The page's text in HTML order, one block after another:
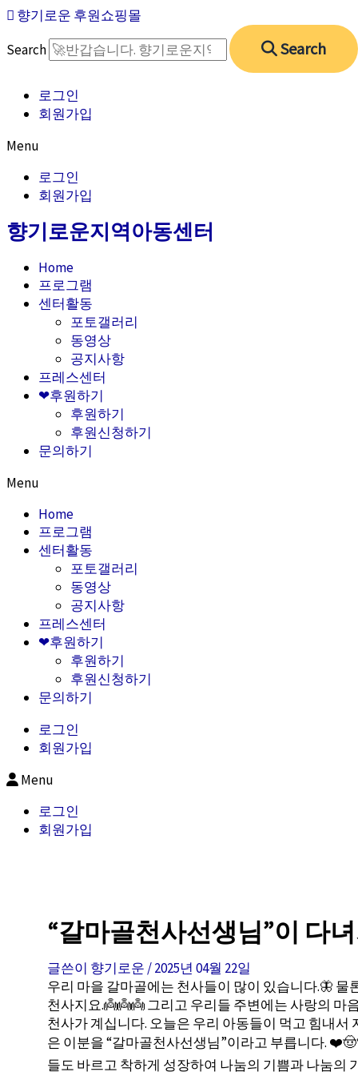
콘
츠
기
향기로운 후원쇼핑몰
Search
Search
로그인
회원가입
Menu
로그인
회원가입
향기로운지역아동센터
Home
프로그램
센터활동
포토갤러리
동영상
공지사항
프레스센터
❤후원하기
후원하기
후원신청하기
문의하기
Menu
Home
프로그램
센터활동
포토갤러리
동영상
공지사항
프레스센터
❤후원하기
후원하기
후원신청하기
문의하기
로그인
회원가입
Menu
로그인
회원가입
“갈마골천사선생님”이 다
글쓴이 향기로운 /2025년 04월 22일
우리 마을 갈마골에는 천사들이 많이 있습니다.🦋
천사지요.👼👼👼 그리고 우리들 주변에는 사랑의
천사가 계십니다. 오늘은 우리 아동들이 먹고 힘내
은 이분을 “갈마골천사선생님”이라고 부릅니다.
들도 바르고 착하게 성장하여 나눔의 기쁨과 나눔